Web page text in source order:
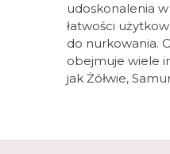
udoskonalenia
łatwości
do nurkowania.
obejmuje wiele
jak Żółwie,